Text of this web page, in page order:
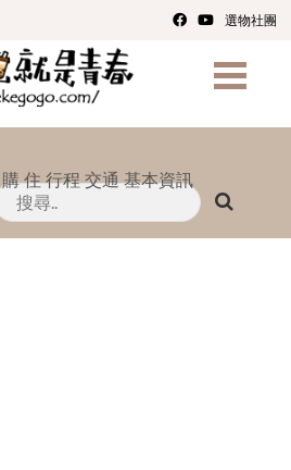
選物社團
購 住 行程 交通 基本資訊